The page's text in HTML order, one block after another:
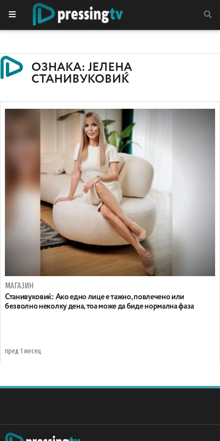
ОЗНАКА: ЈЕЛЕНА
СТАНИВУКОВИЌ
МАГАЗИН
Станивуковиќ: Ако едно лице е тажно, повлечено или
безволно неколку дена, тоа може да биде нормална фаза
пред 1 месец